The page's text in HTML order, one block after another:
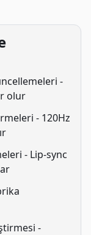
-
olur
- 120Hz
- Lip-sync
-